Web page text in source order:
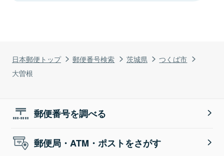
日本郵便トップ 郵便番号検索 茨城県
つくば市
大曽根
郵便番号を調べる
郵便局・ATM・ポストをさがす